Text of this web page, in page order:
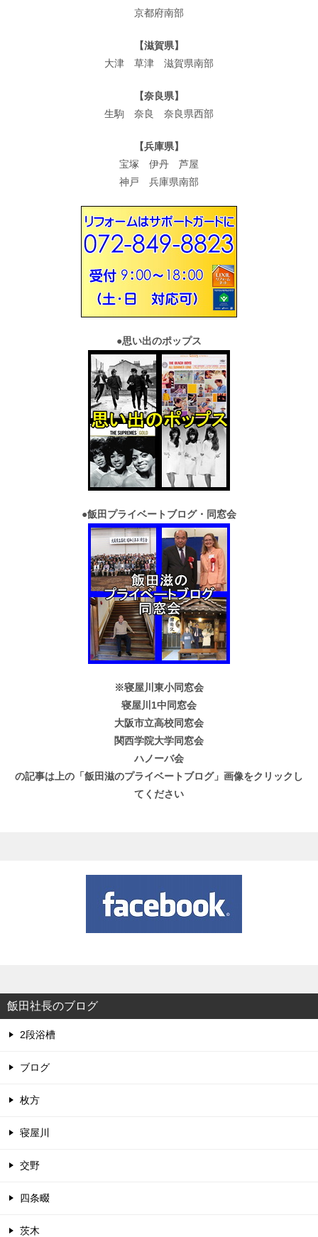
京都府南部
【滋賀県】
大津 草津 滋賀県南部
【奈良県】
生駒 奈良 奈良県西部
【兵庫県】
宝塚 伊丹 芦屋
神戸 兵庫県南部
●思い出のポップス
●飯田プライベートブログ・同窓会
※寝屋川東小同窓会
寝屋川1中同窓会
大阪市立高校同窓会
関西学院大学同窓会
ハノーバ会
の記事は上の「飯田滋のプライベートブログ」画像をクリックし
てください
飯田社長のブログ
2段浴槽
ブログ
枚方
寝屋川
交野
四条畷
茨木